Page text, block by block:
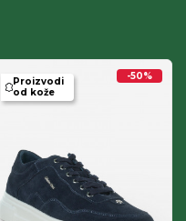
Proizvodi
od kože
-50%